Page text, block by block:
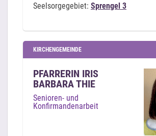
Seelsorgegebiet: Sprengel 3
KIRCHENGEMEINDE
PFARRERIN IRIS
BARBARA THIE
Senioren- und
Konfirmandenarbeit